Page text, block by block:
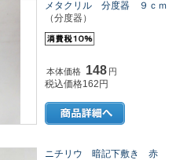
メタクリル 分度器 ９ｃｍ
（分度器）
本体価格 148 円
税込価格162円
ニチリウ 暗記下敷き 赤